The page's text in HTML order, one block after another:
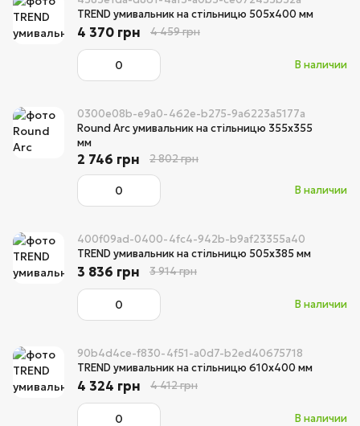
TREND умивальник на стільницю 505х400 мм
В наличии
4 370 грн 4 459 грн
0300e08b-e9a0-462e-b275-9a6223a5177a
Round Arc умивальник на стільницю 355х355
мм
В наличии
2 746 грн 2 802 грн
400f09ad-0400-4fc4-942b-b9af23355a40
TREND умивальник на стільницю 505х385 мм
В наличии
3 836 грн 3 914 грн
90b4d4ce-f830-4f51-a0d7-b2ed40675718
TREND умивальник на стільницю 610х400 мм
В наличии
4 324 грн 4 412 грн